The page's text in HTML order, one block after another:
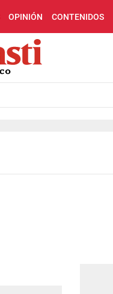
OPINIÓN CONTENIDOS